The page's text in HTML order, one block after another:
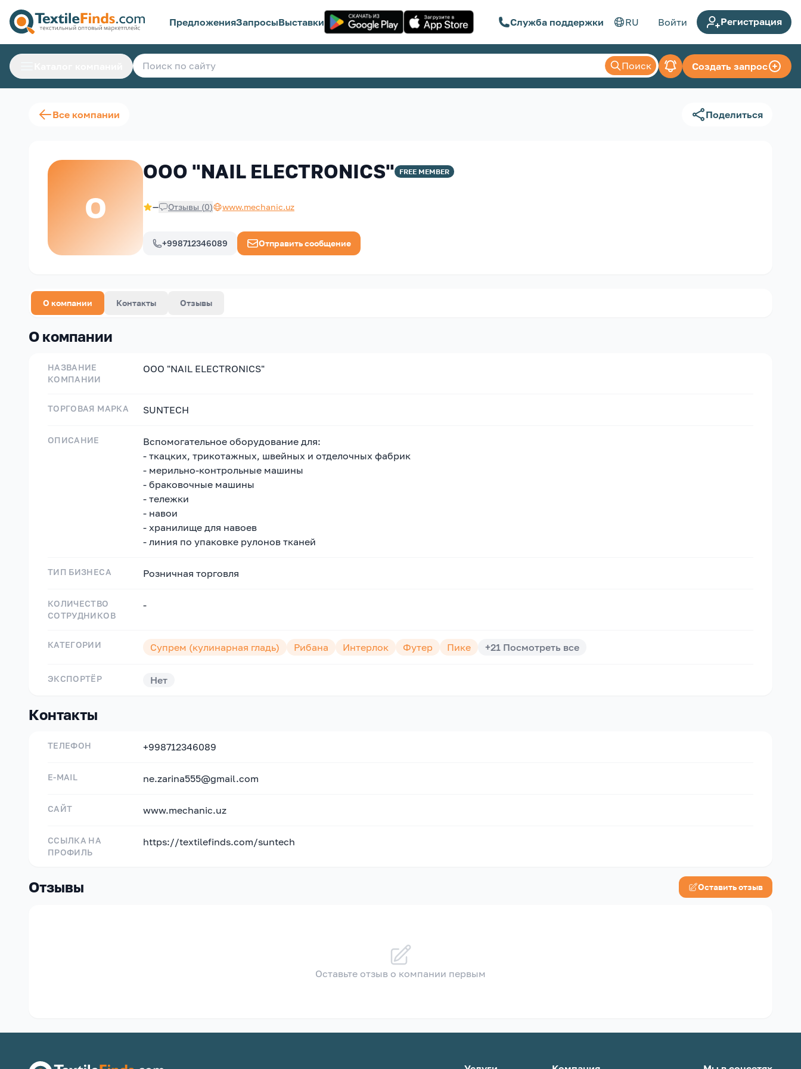
ПредложенияЗапросыВыставки Служба поддержки RU Войти Регистрация
Поиск Создать запрос
Все компании Поделиться
O
OOO "NAIL ELECTRONICS" FREE MEMBER
— Отзывы (0) www.mechanic.uz
+998712346089 Отправить сообщение
О компании Контакты Отзывы
О компании
НАЗВАНИЕ
КОМПАНИИ
OOO "NAIL ELECTRONICS"
ТОРГОВАЯ МАРКА SUNTECH
ОПИСАНИЕ
Вспомогательное оборудование для:
- ткацких, трикотажных, швейных и отделочных фабрик
- мерильно-контрольные машины
- браковочные машины
- тележки
- навои
- хранилище для навоев
- линия по упаковке рулонов тканей
ТИП БИЗНЕСА Розничная торговля
КОЛИЧЕСТВО
СОТРУДНИКОВ
-
КАТЕГОРИИ Супрем (кулинарная гладь) Рибана Интерлок Футер Пике +21 Посмотреть все
ЭКСПОРТЁР Нет
Контакты
ТЕЛЕФОН +998712346089
E-MAIL ne.zarina555@gmail.com
САЙТ www.mechanic.uz
ССЫЛКА НА
ПРОФИЛЬ
https://textilefinds.com/suntech
Отзывы Оставить отзыв
Оставьте отзыв о компании первым